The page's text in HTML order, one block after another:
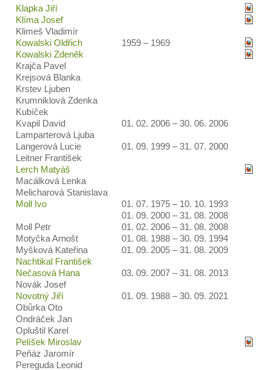
Klapka Jiří
Klíma Josef
Klimeš Vladimír
Kowalski Oldřich
1959 – 1969
Kowalski Zdeněk
Krajča Pavel
Krejsová Blanka
Krstev Ljuben
Krumniklová Zdenka
Kubíček
Kvapil David
01. 02. 2006 – 30. 06. 2006
Lamparterová Ljuba
Langerová Lucie
01. 09. 1999 – 31. 07. 2000
Leitner František
Lerch Matyáš
Macálková Lenka
Melicharová Stanislava
Moll Ivo
01. 07. 1975 – 10. 10. 1993
01. 09. 2000 – 31. 08. 2008
Moll Petr
01. 02. 2006 – 31. 08. 2008
Motyčka Arnošt
01. 08. 1988 – 30. 09. 1994
Myšková Kateřina
01. 09. 2005 – 31. 08. 2009
Nachtikal František
Nečasová Hana
03. 09. 2007 – 31. 08. 2013
Novák Josef
Novotný Jiří
01. 09. 1988 – 30. 09. 2021
Obůrka Oto
Ondráček Jan
Opluštil Karel
Pelíšek Miroslav
Peňáz Jaromír
Pereguda Leonid